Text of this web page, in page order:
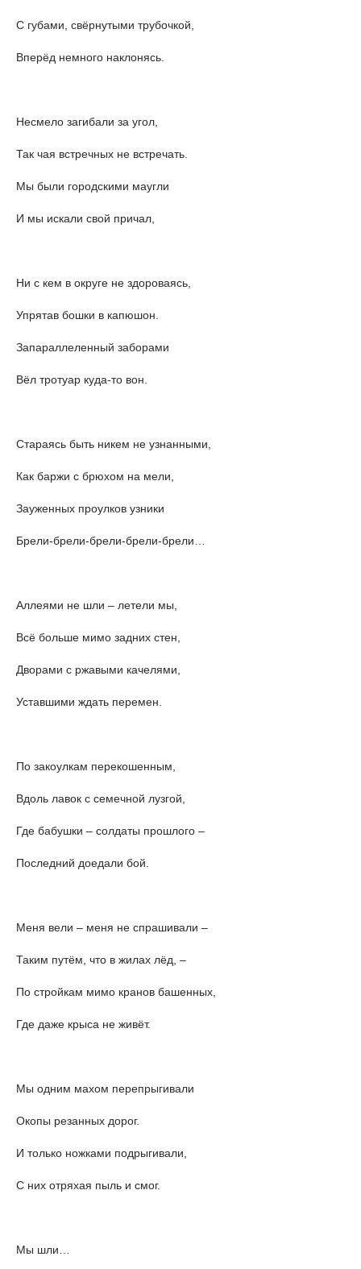
С губами, свёрнутыми трубочкой,
Вперёд немного наклонясь.
Несмело загибали за угол,
Так чая встречных не встречать.
Мы были городскими маугли
И мы искали свой причал,
Ни с кем в округе не здороваясь,
Упрятав бошки в капюшон.
Запараллеленный заборами
Вёл тротуар куда-то вон.
Стараясь быть никем не узнанными,
Как баржи с брюхом на мели,
Зауженных проулков узники
Брели-брели-брели-брели-брели…
Аллеями не шли – летели мы,
Всё больше мимо задних стен,
Дворами с ржавыми качелями,
Уставшими ждать перемен.
По закоулкам перекошенным,
Вдоль лавок с семечной лузгой,
Где бабушки – солдаты прошлого –
Последний доедали бой.
Меня вели – меня не спрашивали –
Таким путём, что в жилах лёд, –
По стройкам мимо кранов башенных,
Где даже крыса не живёт.
Мы одним махом перепрыгивали
Окопы резанных дорог.
И только ножками подрыгивали,
С них отряхая пыль и смог.
Мы шли…